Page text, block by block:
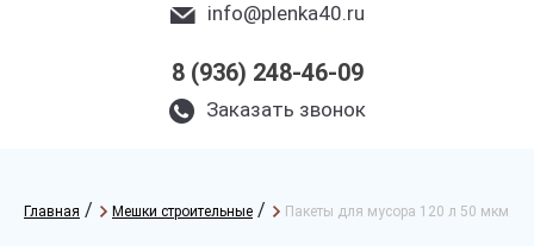
info@plenka40.ru
8 (936) 248-46-09
Заказать звонок
Главная / Мешки строительные / Пакеты для мусора 120 л 50 мкм